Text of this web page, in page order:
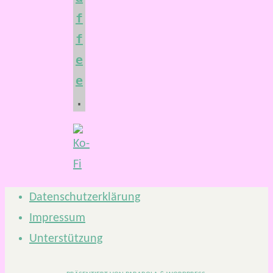
f
f
e
e
.
Datenschutzerklärung
Impressum
Unterstützung